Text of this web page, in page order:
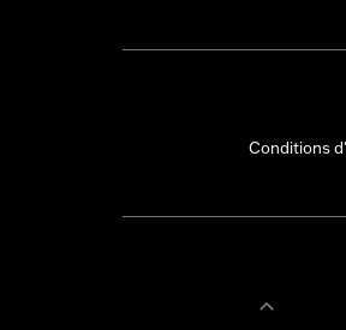
Conditions